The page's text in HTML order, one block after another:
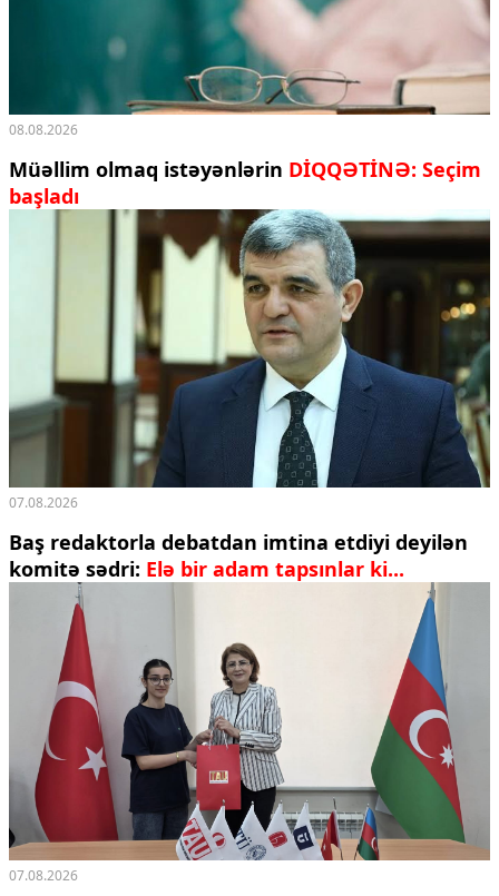
Zəfər - 5
Gənclər və İdman
Media və QHT
Hadisə
Sosium
Mənəvi dəyərlər
Texnologiya
08.08.2026
Müəllim olmaq istəyənlərin DİQQƏTİNƏ: Seçim
başladı
07.08.2026
Baş redaktorla debatdan imtina etdiyi deyilən
komitə sədri:
Elə bir adam tapsınlar ki...
07.08.2026